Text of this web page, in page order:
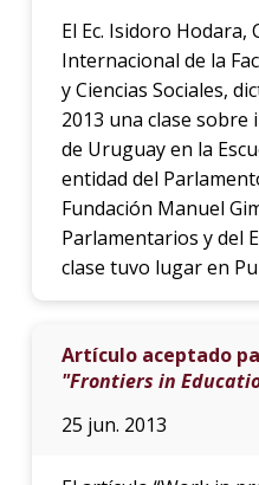
El Ec. Isidoro Hodara,
Internacional de la
y Ciencias Sociales,
2013 una clase
de Uruguay en la
entidad del
Fundación Manuel
Parlamentarios y del
clase tuvo lugar en
Artículo aceptado
"Frontiers in
25 jun. 2013